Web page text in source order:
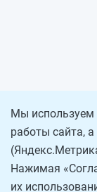
Мы
работы сайта,
Нажимая
их